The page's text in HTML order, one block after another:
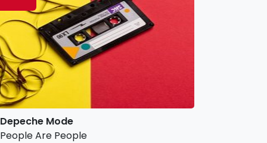
Depeche Mode
People Are People